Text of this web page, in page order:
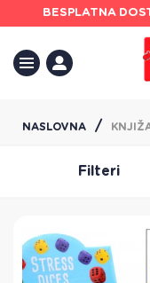
BESPLATNA
NASLOVNA
Filteri